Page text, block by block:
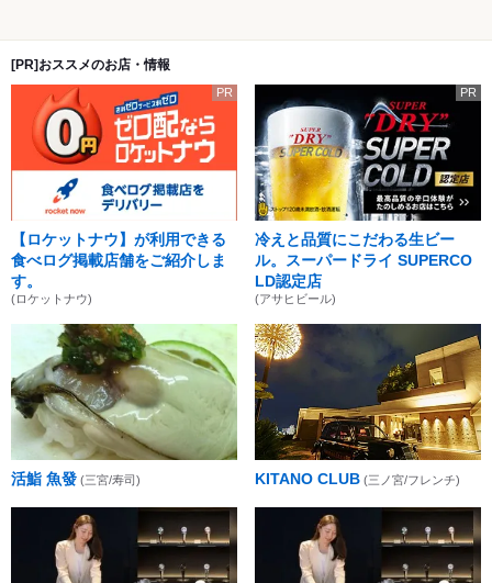
[PR]おススメのお店・情報
PR
【ロケットナウ】が利用できる
食べログ掲載店舗をご紹介しま
す。
(ロケットナウ)
PR
冷えと品質にこだわる生ビー
ル。スーパードライ SUPERCO
LD認定店
(アサヒビール)
活鮨 魚發 (三宮/寿司) KITANO CLUB (三ノ宮/フレンチ)